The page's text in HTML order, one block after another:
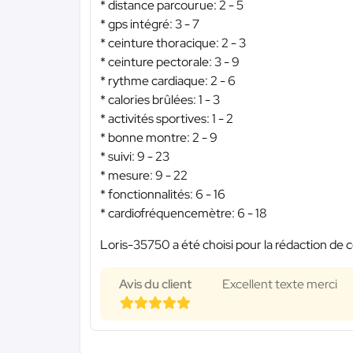
* distance parcourue: 2 - 5
* gps intégré: 3 - 7
* ceinture thoracique: 2 - 3
* ceinture pectorale: 3 - 9
* rythme cardiaque: 2 - 6
* calories brûlées: 1 - 3
* activités sportives: 1 - 2
* bonne montre: 2 - 9
* suivi: 9 - 23
* mesure: 9 - 22
* fonctionnalités: 6 - 16
* cardiofréquencemètre: 6 - 18
Loris-35750 a été choisi pour la rédaction de
Avis du client Excellent texte merci